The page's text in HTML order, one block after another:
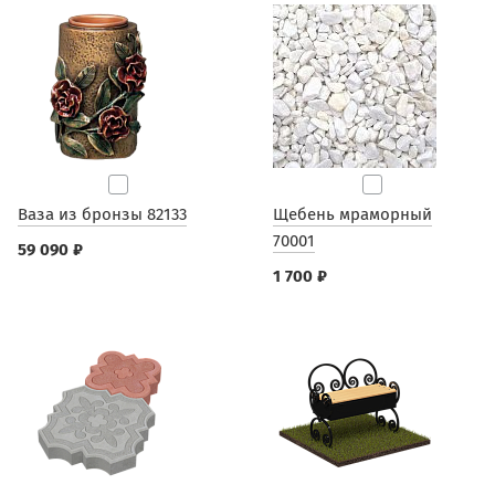
Ваза из бронзы 82133
59 090 ₽
Щебень мраморный
70001
1 700 ₽